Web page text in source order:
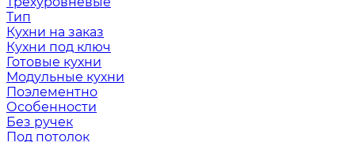
Тип
Кухни на заказ
Кухни под ключ
Готовые кухни
Модульные кухни
Поэлементно
Особенности
Без ручек
Под потолок